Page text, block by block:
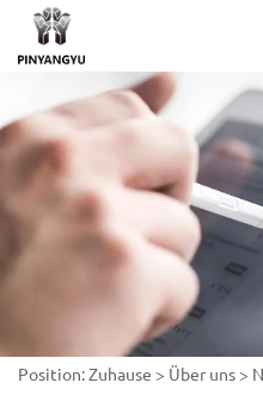
Position:Zuhause > Über uns >